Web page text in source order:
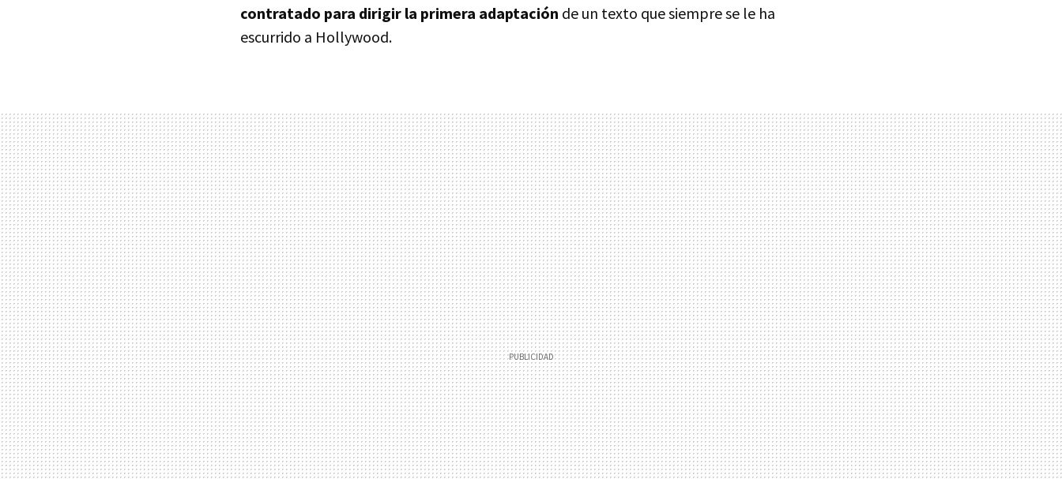
contratado para dirigir la primera adaptación de un texto que siempre se le ha
escurrido a Hollywood.